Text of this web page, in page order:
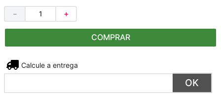
＋
－
COMPRAR
Não sei meu CEP